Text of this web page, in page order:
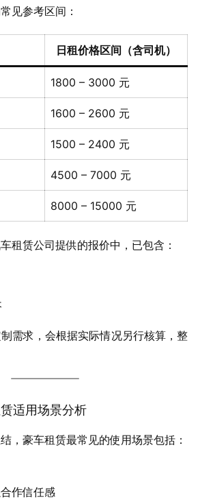
见参考区间：
日租价格区间（含司机）
1800 – 3000 元
1600 – 2600 元
1500 – 2400 元
4500 – 7000 元
8000 – 15000 元
租赁公司提供的报价中，已包含：
需求，会根据实际情况另行核算，整
适用场景分析
，豪车租赁最常见的使用场景包括：
作信任感